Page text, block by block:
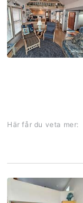
Här får du veta mer: